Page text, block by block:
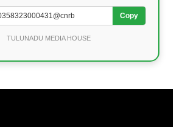
Copy
TULUNADU MEDIA HOUSE